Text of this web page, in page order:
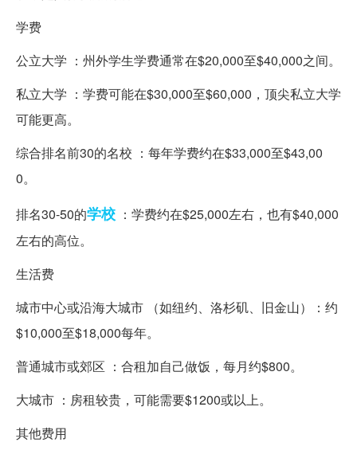
学费
公立大学 ：州外学生学费通常在$20,000至$40,000之间。
私立大学 ：学费可能在$30,000至$60,000，顶尖私立大学
可能更高。
综合排名前30的名校 ：每年学费约在$33,000至$43,00
0。
排名30-50的学校 ：学费约在$25,000左右，也有$40,000
左右的高位。
生活费
城市中心或沿海大城市 （如纽约、洛杉矶、旧金山）：约
$10,000至$18,000每年。
普通城市或郊区 ：合租加自己做饭，每月约$800。
大城市 ：房租较贵，可能需要$1200或以上。
其他费用